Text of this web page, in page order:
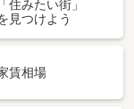
「住みたい街」
見つけよう
賃相場